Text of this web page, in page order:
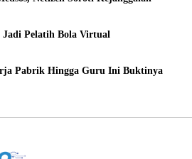
Pelatih Bola Virtual
Pabrik Hingga Guru Ini Buktinya